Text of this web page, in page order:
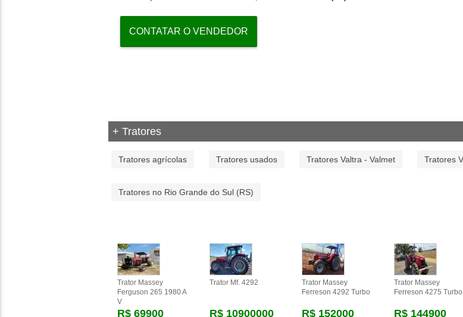
CONTATAR O VENDEDOR
+ Tratores
Tratores agrícolas Tratores usados Tratores Valtra - Valmet Tratores
Tratores no Rio Grande do Sul (RS)
Trator Massey
Ferguson 265 1980 A
V
R$ 69900
Trator Mf. 4292
R$ 10900000
Trator Massey
Ferreson 4292 Turbo
R$ 152000
Trator Massey
Ferreson 4275 Turbo
R$ 144900